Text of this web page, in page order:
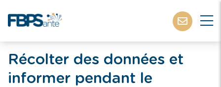
Récolter des données et
informer pendant le